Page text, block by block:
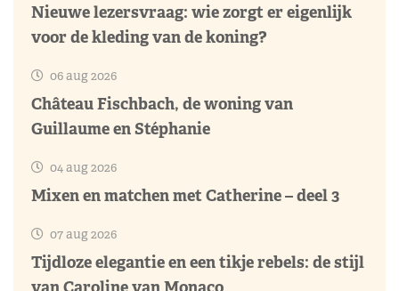
Nieuwe lezersvraag: wie zorgt er eigenlijk
voor de kleding van de koning?
06 aug 2026
Château Fischbach, de woning van
Guillaume en Stéphanie
04 aug 2026
Mixen en matchen met Catherine – deel 3
07 aug 2026
Tijdloze elegantie en een tikje rebels: de stijl
van Caroline van Monaco